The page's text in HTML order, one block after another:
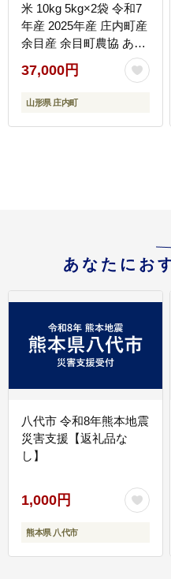
米 10kg 5kg×2袋 令和7
年産 2025年産 庄内町産
余目産 余目町農協 あま
るめ ブランド米 米 国産
単一原料米 山形 庄内平
野 コシヒカリの原点、
37,000円
山形県 庄内町
あなたにお
八代市 令和8年熊本地震
災害支援【返礼品な
し】
1,000円
熊本県 八代市